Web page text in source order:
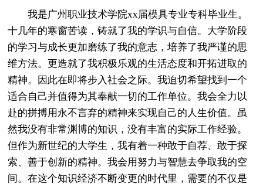
我是广州职业技术学院xx届模具专业专科毕业生。
十几年的寒窗苦读，铸就了我的学识与自信。大学阶段
的学习与成长更加磨练了我的意志，培养了我严谨的思
维方法。更造就了我积极乐观的生活态度和开拓进取的
精神。因此在即将步入社会之际。我迫切希望找到一个
适合自己并值得为其奉献一切的工作单位。我会全力以
赴的拼搏用永不言弃的精神来实现自己的人生价值。虽
然我没有非常渊博的知识，没有丰富的实际工作经验。
但作为新世纪的大学生，我有着一种敢于自荐、敢于探
索、善于创新的精神。我会用努力与智慧去争取我的空
间。在这个知识经济不断变更的时代里，需要的不仅是